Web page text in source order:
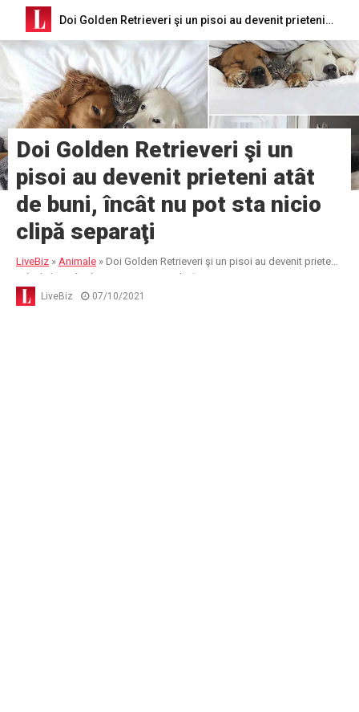
Doi Golden Retrieveri şi un pisoi au devenit prieteni atât de buni, încât nu pot sta nicio clipă separaţi
Doi Golden Retrieveri şi un
pisoi au devenit prieteni atât
de buni, încât nu pot sta nicio
clipă separaţi
LiveBiz » Animale » Doi Golden Retrieveri şi un pisoi au devenit prieteni
atât de buni, încât nu pot sta nicio clipă separaţi
LiveBiz 07/10/2021